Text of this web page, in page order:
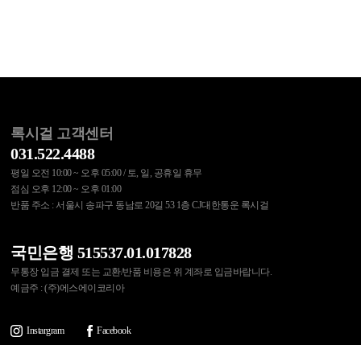
록시걸 고객센터
031.522.4488
평일 오전 10:00 ~ 오후 05:00 / 토, 일, 공휴일 휴무
점심 오후 12:00 ~ 오후 01:00
반품 주소 : 서울시 송파구 동남로 20길 53 1층 CJ대한통운 록시걸
국민은행 515537.01.017828
무통장 입금 결제 또는 교환/반품 비용은 위 계좌로 입금바랍니다.
예금주 : (주)에스에이코리아
Instargram Facebook